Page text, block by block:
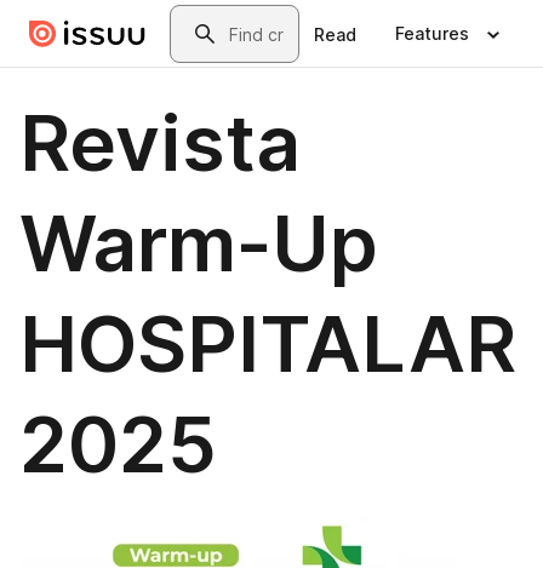
Skip to main contentSearch
Read Features
Revista
Warm-Up
HOSPITALAR
2025